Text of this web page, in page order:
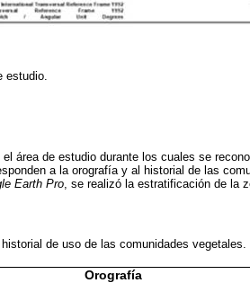
estudio.
área de estudio durante los cuales se
a la orografía y al historial de las
Earth Pro, se realizó la estratificación de la
de uso de las comunidades vegetales.
Orografía